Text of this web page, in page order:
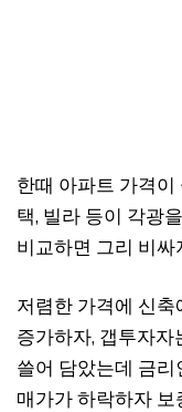
한때 아파트 가격
택, 빌라 등이 각광
비교하면 그리 비싸
저렴한 가격에 신
증가하자, 갭투자자
쓸어 담았는데 금
매가가 하락하자